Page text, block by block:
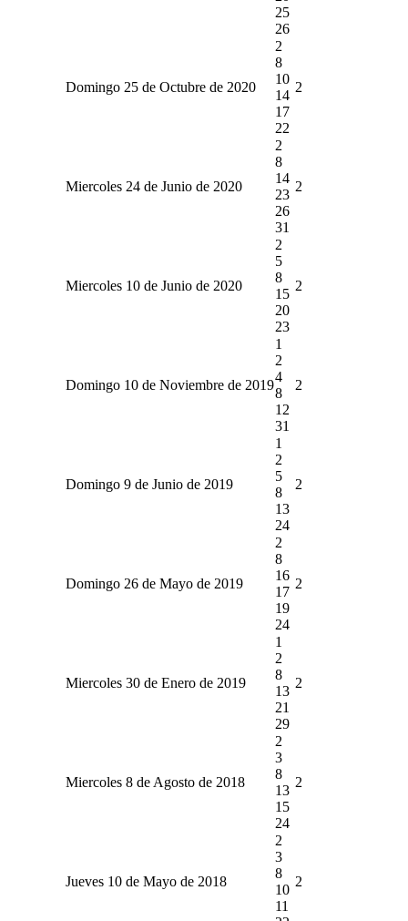
25
26
Domingo 25 de Octubre de 2020
2
8
10
14
17
22
2
Miercoles 24 de Junio de 2020
2
8
14
23
26
31
2
Miercoles 10 de Junio de 2020
2
5
8
15
20
23
2
Domingo 10 de Noviembre de 2019
1
2
4
8
12
31
2
Domingo 9 de Junio de 2019
1
2
5
8
13
24
2
Domingo 26 de Mayo de 2019
2
8
16
17
19
24
2
Miercoles 30 de Enero de 2019
1
2
8
13
21
29
2
Miercoles 8 de Agosto de 2018
2
3
8
13
15
24
2
Jueves 10 de Mayo de 2018
2
3
8
10
11
2